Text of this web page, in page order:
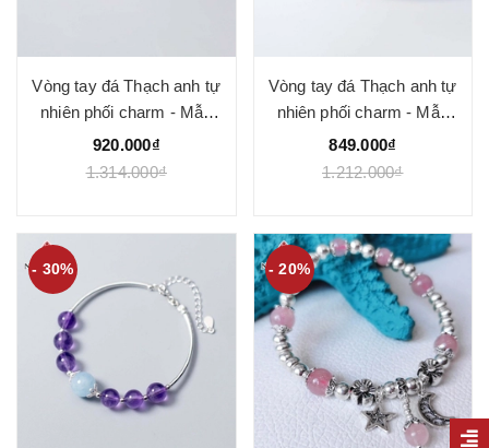
Vòng tay đá Thạch anh tự
nhiên phối charm - Mẫu
VC1043 - Ngọc Quý
920.000₫
1.314.000₫
Vòng tay đá Thạch anh tự
nhiên phối charm - Mẫu
VC1046 - Ngọc Quý
849.000₫
1.212.000₫
- 30% - 20%